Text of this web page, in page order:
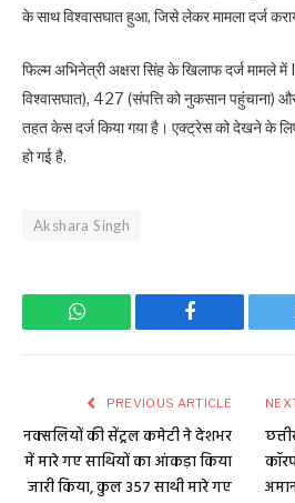
के साथ विश्वासघात हुआ, जिसे लेकर मामला दर्ज
फिल्म अभिनेत्री अक्षरा सिंह के खिलाफ दर्ज मामले
विश्वासघात), 427 (संपत्ति को नुकसान पहुंचाना)
तहत केस दर्ज किया गया है। एक्ट्रेस को देखने के लिए
हो गई है.
Akshara Singh
WhatsApp Facebook
PREVIOUS ARTICLE
नक्सलियों की सेंट्रल कमेटी ने देशभर
में मारे गए साथियों का आंकड़ा किया
जारी किया, कुल 357 साथी मारे गए